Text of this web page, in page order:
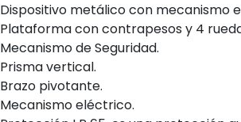
Dispositivo metálico con mecanismo
Plataforma con contrapesos y 4
Mecanismo de Seguridad.
Prisma vertical.
Brazo pivotante.
Mecanismo eléctrico.